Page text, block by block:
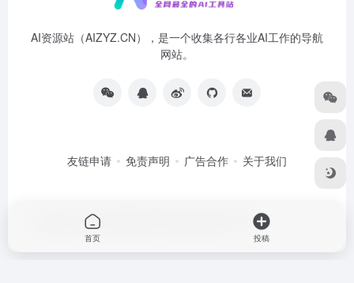
AI资源站（AIZYZ.CN），是一个收集各行各业AI工作的导航
网站。
友链申请 免责声明 广告合作 关于我们
Copyright © 2026 沪ICP备2024050011号-4
首页 投稿